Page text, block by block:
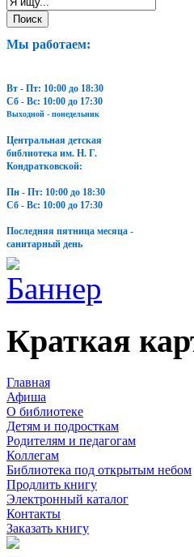
Мы работаем:
Вт - Пт: 10:00 до 18:30
Сб - Вс: 10:00 до 17:30
Выходной - понедельник
Центральная детская
библиотека им. Н. Г.
Кондратковской:
Пн - Пт: 10:00 до 18:30
Сб - Вс: 10:00 до 17:30
Последняя пятница месяца -
санитарный день
Краткая
Главная
Афиша
О библиотеке
Детям и подросткам
Родителям и педагогам
Коллегам
Библиотека под открытым небом
Продлить книгу
Электронный каталог
Контакты
Заказать книгу